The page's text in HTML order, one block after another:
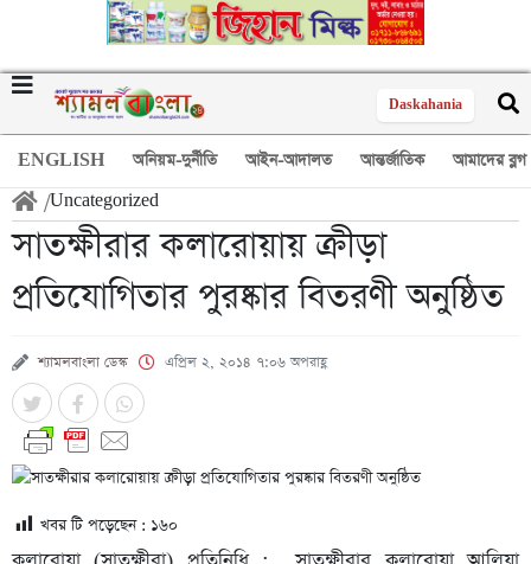
Daskahania
ENGLISH অনিয়ম-দুর্নীতি আইন-আদালত আন্তর্জাতিক আমাদের ব্লগ
/Uncategorized
সাতক্ষীরার কলারোয়ায় ক্রীড়া
প্রতিযোগিতার পুরষ্কার বিতরণী অনুষ্ঠিত
শ্যামলবাংলা ডেস্ক এপ্রিল ২, ২০১৪ ৭:০৬ অপরাহ্ণ
খবর টি পড়েছেন : ১৬০